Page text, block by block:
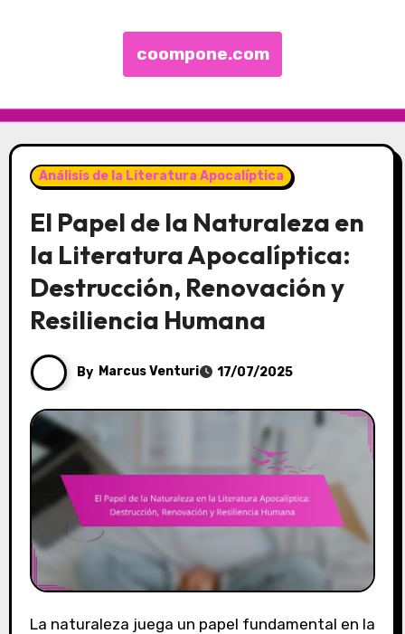
coompone.com
Análisis de la Literatura Apocalíptica
El Papel de la Naturaleza en
la Literatura Apocalíptica:
Destrucción, Renovación y
Resiliencia Humana
By Marcus Venturi 17/07/2025
La naturaleza juega un papel fundamental en la